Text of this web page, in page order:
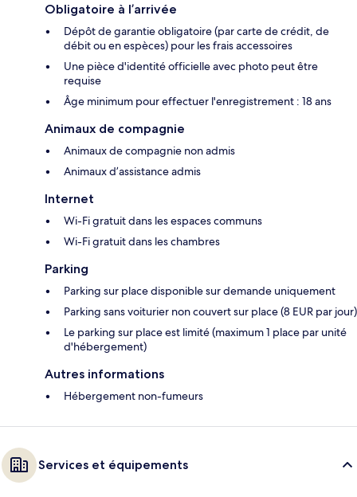
Obligatoire à l’arrivée
Dépôt de garantie obligatoire (par carte de crédit, de
débit ou en espèces) pour les frais accessoires
Une pièce d'identité officielle avec photo peut être
requise
Âge minimum pour effectuer l'enregistrement : 18 ans
Animaux de compagnie
Animaux de compagnie non admis
Animaux d’assistance admis
Internet
Wi-Fi gratuit dans les espaces communs
Wi-Fi gratuit dans les chambres
Parking
Parking sur place disponible sur demande uniquement
Parking sans voiturier non couvert sur place (8 EUR par jour)
Le parking sur place est limité (maximum 1 place par unité
d'hébergement)
Autres informations
Hébergement non-fumeurs
Services et équipements